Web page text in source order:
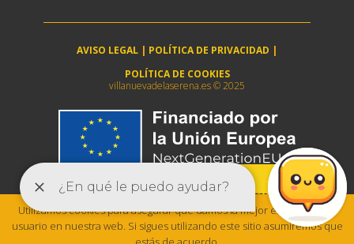
AVISO LEGAL | POLÍTICA DE PRIVACIDAD |
POLÍTICA DE COOKIES
villanuevadelaserena.es © 2025
Utilizamos cookies para asegurar que damos la mejor experiencia al
usuario en nuestra web. Si sigues utilizando este sitio asumiremos que